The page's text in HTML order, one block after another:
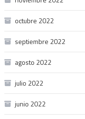
octubre 2022
septiembre 2022
agosto 2022
julio 2022
junio 2022